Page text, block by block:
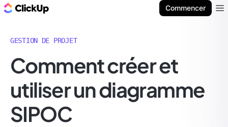
Commencer
GESTION DE PROJET
Comment créer et
utiliser un diagramme
SIPOC